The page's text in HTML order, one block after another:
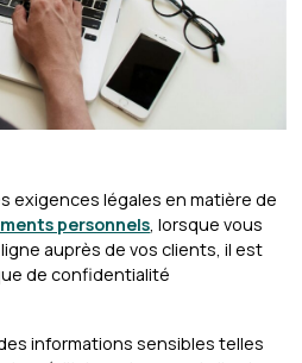
exigences légales en matière de
personnels, lorsque vous
auprès de vos clients, il est
de confidentialité
informations sensibles telles